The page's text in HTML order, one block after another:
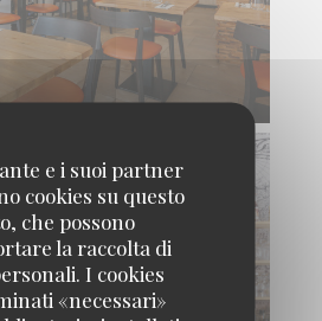
e i suoi partner
cookies su questo
che possono
la raccolta di
I cookies
«necessari»